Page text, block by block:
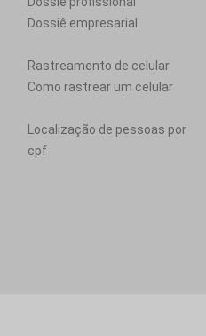
Dossiê empresarial
Rastreamento de celular
Como rastrear um celular
Localização de pessoas por
cpf